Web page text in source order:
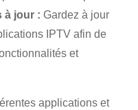
à jour : Gardez à jour
IPTV afin de
et
applications et